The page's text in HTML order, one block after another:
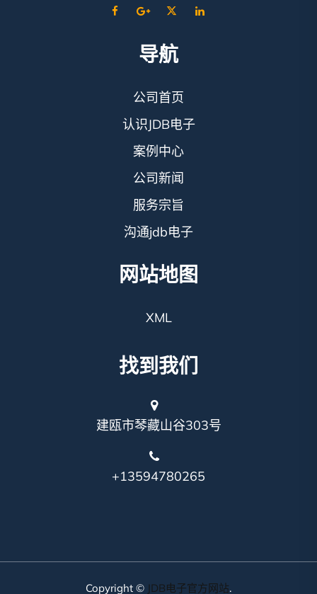
导航
公司首页
认识JDB电子
案例中心
公司新闻
服务宗旨
沟通jdb电子
网站地图
XML
找到我们
建瓯市琴藏山谷303号
+13594780265
Copyright © JDB电子官方网站.